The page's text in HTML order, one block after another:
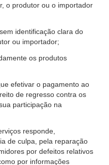
o produtor ou o importador
identificação clara do
ou importador;
os produtos
efetivar o pagamento ao
de regresso contra os
participação na
responde,
de culpa, pela reparação
por defeitos relativos
por informações